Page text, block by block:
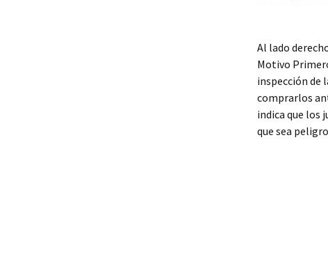
Al lado
Motivo
inspección de
comprarlos
indica que los
que sea